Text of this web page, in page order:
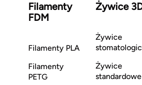
Filamenty
FDM
Filamenty PLA
Filamenty
PETG
Żywice
Żywice
Żywice
standardowe